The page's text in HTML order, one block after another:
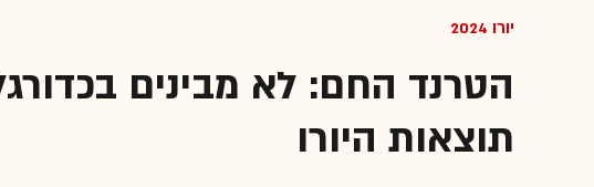
יורו 2024
הטרנד החם: לא מבינים
תוצאות היורו